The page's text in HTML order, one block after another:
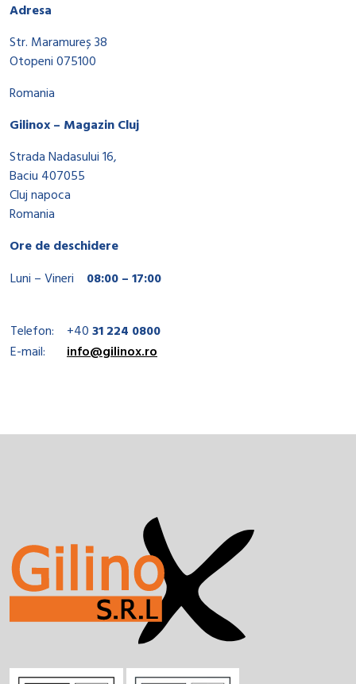
Adresa
Str. Maramureș 38
Otopeni 075100
Romania
Gilinox – Magazin Cluj
Strada Nadasului 16,
Baciu 407055
Cluj napoca
Romania
Ore de deschidere
Luni – Vineri
08:00 – 17:00
Telefon: +4031 224 0800
E-mail:
info@gilinox.ro